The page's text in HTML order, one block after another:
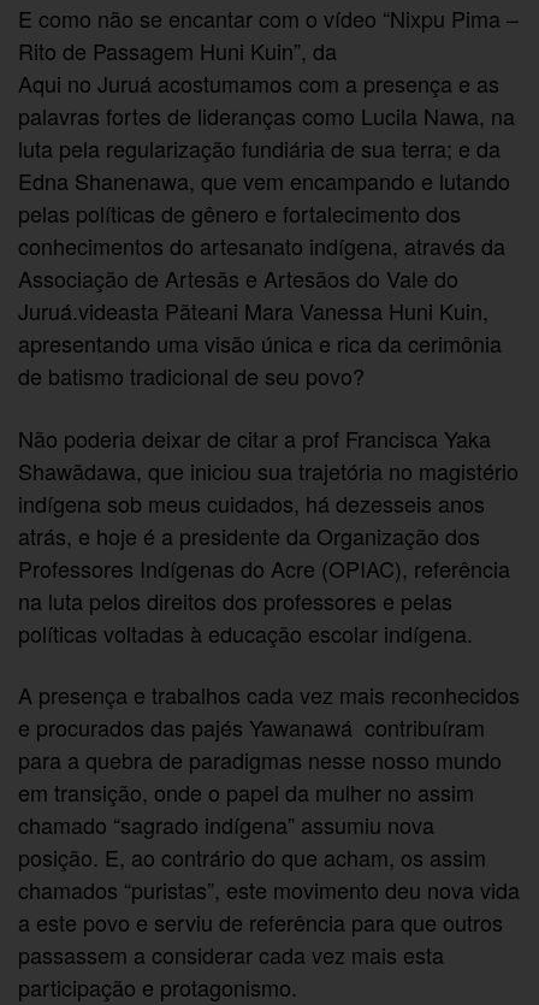
E como não se encantar com o vídeo “Nixpu Pima –
Rito de Passagem Huni Kuin”, da
Aqui no Juruá acostumamos com a presença e as
palavras fortes de lideranças como Lucila Nawa, na
luta pela regularização fundiária de sua terra; e da
Edna Shanenawa, que vem encampando e lutando
pelas políticas de gênero e fortalecimento dos
conhecimentos do artesanato indígena, através da
Associação de Artesãs e Artesãos do Vale do
Juruá.videasta Pãteani Mara Vanessa Huni Kuin,
apresentando uma visão única e rica da cerimônia
de batismo tradicional de seu povo?
Não poderia deixar de citar a prof Francisca Yaka
Shawãdawa, que iniciou sua trajetória no magistério
indígena sob meus cuidados, há dezesseis anos
atrás, e hoje é a presidente da Organização dos
Professores Indígenas do Acre (OPIAC), referência
na luta pelos direitos dos professores e pelas
políticas voltadas à educação escolar indígena.
A presença e trabalhos cada vez mais reconhecidos
e procurados das pajés Yawanawá contribuíram
para a quebra de paradigmas nesse nosso mundo
em transição, onde o papel da mulher no assim
chamado “sagrado indígena” assumiu nova
posição. E, ao contrário do que acham, os assim
chamados “puristas”, este movimento deu nova vida
a este povo e serviu de referência para que outros
passassem a considerar cada vez mais esta
participação e protagonismo.